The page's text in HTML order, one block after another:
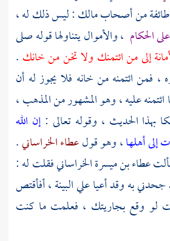
من أصحابمالك: ليس ذلك له ،
الحكام ، والأموال يتناولها قوله صلى
إلى من ائتمنك ولا تخن من خانك .
، فمن ائتمنه من خانه فلا يجوز له أن
عليه ، وهو المشهور من المذهب ،
بهذا الحديث ، وقوله تعالى :إن الله
إلى أهلها، وهو قولعطاء الخراساني.
عطاء بن ميسرة الخراسانيفقلت له :
به وقد أعيا علي البينة ، أفأقتص
لو وقع بجاريتك ، فعلمت ما كنت